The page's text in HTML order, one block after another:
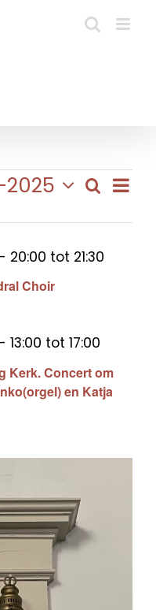
en
Zoeken
Lijst
2025
Choir
20:00 tot 21:30
Kerk. Concert om
en Katja
tot 17:00